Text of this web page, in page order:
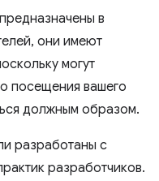
в
они имеют
могут
посещения вашего
должным образом.
разработаны с
разработчиков.